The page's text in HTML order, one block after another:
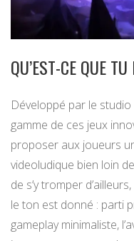
QU’EST-CE QUE
Développé par le studio
gamme de ces jeux
proposer aux joueurs
videoludique bien loin
de s’y tromper
le ton est donné : parti
gameplay minimaliste,